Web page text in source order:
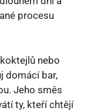
procesu
nebo
domácí bar,
Jeho směs
ty, kteří chtějí